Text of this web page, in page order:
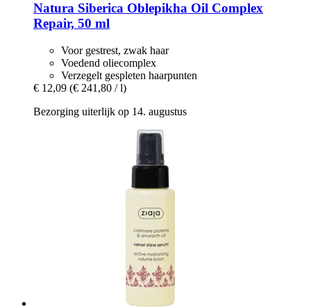
Natura Siberica Oblepikha Oil Complex
Repair, 50 ml
Voor gestrest, zwak haar
Voedend oliecomplex
Verzegelt gespleten haarpunten
€ 12,09 (€ 241,80 / l)
Bezorging uiterlijk op 14. augustus